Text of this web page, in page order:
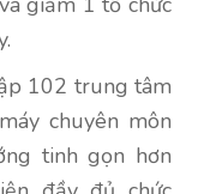
102 trung tâm
chuyên môn
tinh gọn hơn